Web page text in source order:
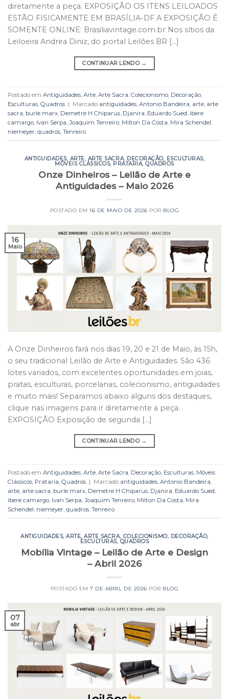
diretamente a peça. EXPOSIÇÃO OS ITENS LEILOADOS
ESTÃO FISICAMENTE EM BRASÍLIA-DF A EXPOSIÇÃO É
SOMENTE ONLINE: Brasiliavintage.com.br Nos sítios da
Leiloeira Andrea Diniz, do portal Leilões BR […]
CONTINUAR LENDO →
Postado em Antiguidades Arte Arte Sacra Colecionismo Decoração
Esculturas Quadros | Marcado antiguidades Antonio Bandeira arte arte
sacra burle marx Demetre H Chiparus Djanira Eduardo Sued ibere
camargo Ivan Serpa Joaquim Tenreiro Milton Da Costa Mira Schendel
niemeyer quadros Tenreiro
ANTIGUIDADES, ARTE, ARTE SACRA, DECORAÇÃO, ESCULTURAS,
MÓVEIS CLÁSSICOS, PRATARIA,QUADROS
Onze Dinheiros – Leilão de Arte e
Antiguidades – Maio 2026
POSTADO EM16 DE MAIO DE 2026 POR BLOG
16
Maio
A Onze Dinheiros fará nos dias 19, 20 e 21 de Maio, às 15h,
o seu tradicional Leilão de Arte e Antiguidades. São 436
lotes variados, com excelentes oportunidades em joias,
pratas, esculturas, porcelanas, colecionismo, antiguidades
e muito mais! Separamos abaixo alguns dos destaques,
clique nas imagens para ir diretamente a peça.
EXPOSIÇÃO Exposição de segunda […]
CONTINUAR LENDO →
Postado em Antiguidades, Arte, Arte Sacra, Decoração, Esculturas, Móveis
Clássicos, Prataria, Quadros | Marcado antiguidades, Antonio Bandeira,
arte, arte sacra, burle marx, Demetre H Chiparus, Djanira, Eduardo Sued,
ibere camargo, Ivan Serpa, Joaquim Tenreiro, Milton Da Costa, Mira
Schendel, niemeyer, quadros, Tenreiro
ANTIGUIDADES,ARTE,ARTE SACRA, COLECIONISMO, DECORAÇÃO,
ESCULTURAS, QUADROS
Mobília Vintage – Leilão de Arte e Design
– Abril 2026
POSTADO EM7 DE ABRIL DE 2026 POR BLOG
07
abr